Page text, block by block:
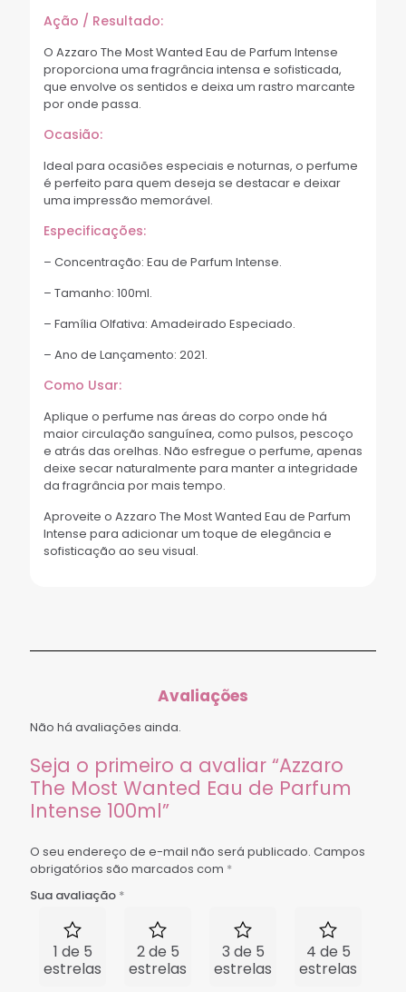
Ação / Resultado:
O Azzaro The Most Wanted Eau de Parfum Intense
proporciona uma fragrância intensa e sofisticada,
que envolve os sentidos e deixa um rastro marcante
por onde passa.
Ocasião:
Ideal para ocasiões especiais e noturnas, o perfume
é perfeito para quem deseja se destacar e deixar
uma impressão memorável.
Especificações:
– Concentração: Eau de Parfum Intense.
– Tamanho: 100ml.
– Família Olfativa: Amadeirado Especiado.
– Ano de Lançamento: 2021.
Como Usar:
Aplique o perfume nas áreas do corpo onde há
maior circulação sanguínea, como pulsos, pescoço
e atrás das orelhas. Não esfregue o perfume, apenas
deixe secar naturalmente para manter a integridade
da fragrância por mais tempo.
Aproveite o Azzaro The Most Wanted Eau de Parfum
Intense para adicionar um toque de elegância e
sofisticação ao seu visual.
Avaliações
Não há avaliações ainda.
Seja o primeiro a avaliar “Azzaro
The Most Wanted Eau de Parfum
Intense 100ml”
O seu endereço de e-mail não será publicado. Campos
obrigatórios são marcados com *
Sua avaliação *
1 de 5
estrelas
2 de 5
estrelas
3 de 5
estrelas
4 de 5
estrelas